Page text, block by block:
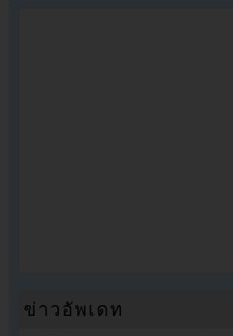
ข่าวอัพเดท